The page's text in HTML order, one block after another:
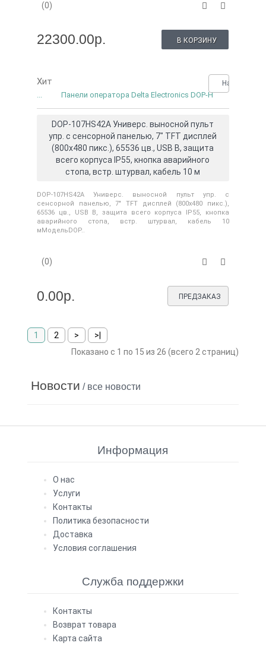
(0)
22300.00р. В КОРЗИНУ
Хит Нашли
... Панели оператора Delta Electronics DOP-H
DOP-107HS42A Универс. выносной пульт
упр. с сенсорной панелью, 7" TFT дисплей
(800х480 пикс.), 65536 цв., USB B, защита
всего корпуса IP55, кнопка аварийного
стопа, встр. штурвал, кабель 10 м
DOP-107HS42A Универс. выносной пульт упр. с
сенсорной панелью, 7" TFT дисплей (800х480 пикс.),
65536 цв., USB B, защита всего корпуса IP55, кнопка
аварийного стопа, встр. штурвал, кабель 10
мМодельDOP..
(0)
0.00р. ПРЕДЗАКАЗ
1 2 >
>|
Показано с 1 по 15 из 26 (всего 2 страниц)
Новости / все новости
Информация
О нас
Услуги
Контакты
Политика безопасности
Доставка
Условия соглашения
Служба поддержки
Контакты
Возврат товара
Карта сайта